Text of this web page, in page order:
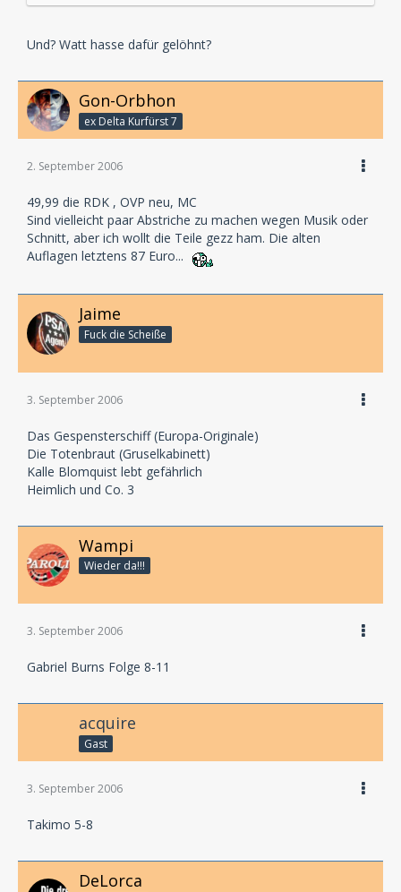
Und? Watt hasse dafür gelöhnt?
Gon-Orbhon
ex Delta Kurfürst 7
2. September 2006
49,99 die RDK , OVP neu, MC
Sind vielleicht paar Abstriche zu machen wegen Musik oder
Schnitt, aber ich wollt die Teile gezz ham. Die alten
Auflagen letztens 87 Euro...
Jaime
Fuck die Scheiße
3. September 2006
Das Gespensterschiff (Europa-Originale)
Die Totenbraut (Gruselkabinett)
Kalle Blomquist lebt gefährlich
Heimlich und Co. 3
Wampi
Wieder da!!!
3. September 2006
Gabriel Burns Folge 8-11
acquire
Gast
3. September 2006
Takimo 5-8
DeLorca